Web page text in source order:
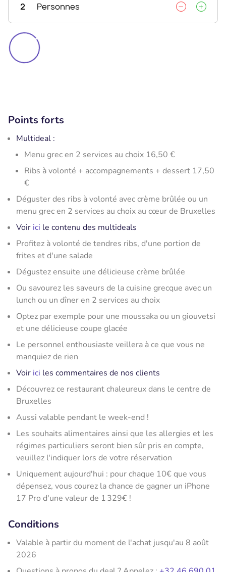
2 Personnes
Points forts
Multideal :
Menu grec en 2 services au choix 16,50 €
Ribs à volonté + accompagnements + dessert 17,50
€
Déguster des ribs à volonté avec crème brûlée ou un
menu grec en 2 services au choix au cœur de Bruxelles
Voir ici le contenu des multideals
Profitez à volonté de tendres ribs, d'une portion de
frites et d'une salade
Dégustez ensuite une délicieuse crème brûlée
Ou savourez les saveurs de la cuisine grecque avec un
lunch ou un dîner en 2 services au choix
Optez par exemple pour une moussaka ou un giouvetsi
et une délicieuse coupe glacée
Le personnel enthousiaste veillera à ce que vous ne
manquiez de rien
Voir ici les commentaires de nos clients
Découvrez ce restaurant chaleureux dans le centre de
Bruxelles
Aussi valable pendant le week-end !
Les souhaits alimentaires ainsi que les allergies et les
régimes particuliers seront bien sûr pris en compte,
veuillez l'indiquer lors de votre réservation
Uniquement aujourd'hui : pour chaque 10€ que vous
dépensez, vous courez la chance de gagner un iPhone
17 Pro d'une valeur de 1 329€ !
Conditions
Valable à partir du moment de l'achat jusqu'au 8 août
2026